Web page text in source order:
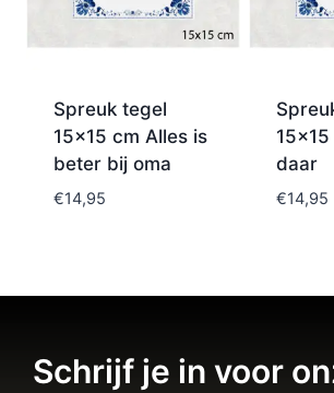
Spreuk tegel
15×15 cm Alles is
beter bij oma
€14,95
daar
€14,95
Schrijf je in voor